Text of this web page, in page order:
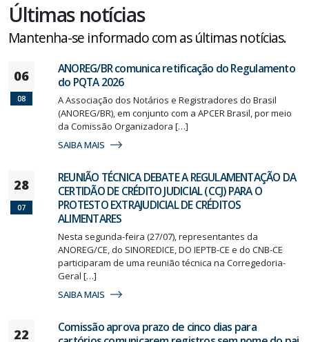
Últimas notícias
Mantenha-se informado com as últimas notícias.
06
08
ANOREG/BR comunica retificação do Regulamento
do PQTA 2026
A Associação dos Notários e Registradores do Brasil
(ANOREG/BR), em conjunto com a APCER Brasil, por meio
da Comissão Organizadora […]
SAIBA MAIS
28
07
REUNIÃO TÉCNICA DEBATE A REGULAMENTAÇÃO DA
CERTIDÃO DE CRÉDITO JUDICIAL (CCJ) PARA O
PROTESTO EXTRAJUDICIAL DE CRÉDITOS
ALIMENTARES
Nesta segunda-feira (27/07), representantes da
ANOREG/CE, do SINOREDICE, DO IEPTB-CE e do CNB-CE
participaram de uma reunião técnica na Corregedoria-
Geral […]
SAIBA MAIS
22
Comissão aprova prazo de cinco dias para